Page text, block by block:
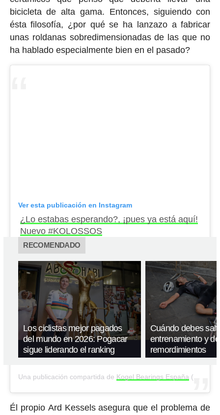
bicicleta de alta gama. Entonces, siguiendo con
ésta filosofía, ¿por qué se ha lanzazo a fabricar
unas roldanas sobredimensionadas de las que no
ha hablado especialmente bien en el pasado?
Ver esta publicación en Instagram
¿Lo estabas esperando?, ¡pues ya está aquí!
Nuevo #KOLOSSOS
RECOMENDADO
Los ciclistas mejor pagados
del mundo en 2026: Pogacar
sigue liderando el ranking
Cuándo debes
entrenamiento y
remordimientos
Una publicación compartida de Kogel Bearings España(@kogel_spain) el
Él propio Ard Kessels asegura que el problema de